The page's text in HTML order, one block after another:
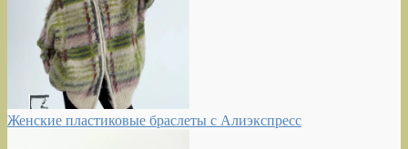
Женские пластиковые браслеты с Алиэкспресс